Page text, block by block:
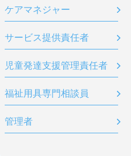
ケアマネジャー
サービス提供責任者
児童発達支援管理責任者
福祉用具専門相談員
管理者